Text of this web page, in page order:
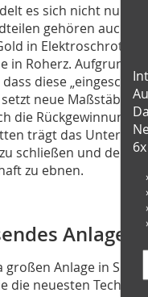
es sich nicht nur
gehören auch
in Elektroschrott in
in Roherz. Aufgrund
diese
neue Maßstäbe
die Rückgewinnung
trägt das
schließen und den
zu ebnen.
Anlage in
die neuesten